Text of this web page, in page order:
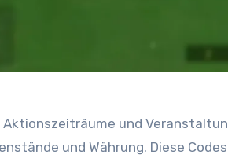
Aktionszeiträume und
und Währung. Diese